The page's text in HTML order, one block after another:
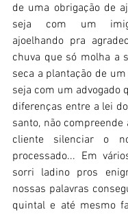
de uma obrigação de
seja com um
ajoelhando pra
chuva que só molha a
seca a plantação de
seja com um advogado
diferenças entre a lei
santo, não compreende
cliente silenciar o
processado... Em
sorri ladino pros
nossas palavras
quintal e até mesmo